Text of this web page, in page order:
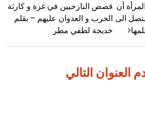
قصص النازحيين في غزة و كارثة
الحرب و العدوان عليهم – بقلم
خديجة لطفي مطر
أن
لتصل الى
العنوان التالي